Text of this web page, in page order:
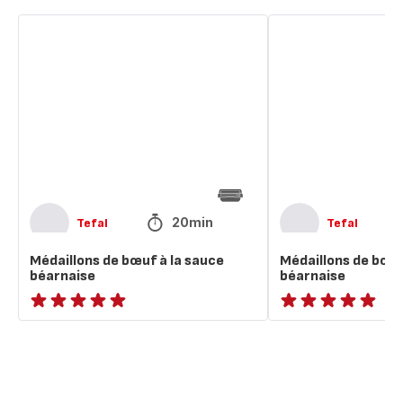
Tefal 20min
Médaillons de bœuf à la sauce
béarnaise
ratings.NaN
Tefal
Médaillons de
béarnaise
ratings.NaN